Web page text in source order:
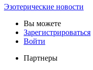
Эзотерические новости
Вы можете
Зарегистрироваться
Войти
Партнеры